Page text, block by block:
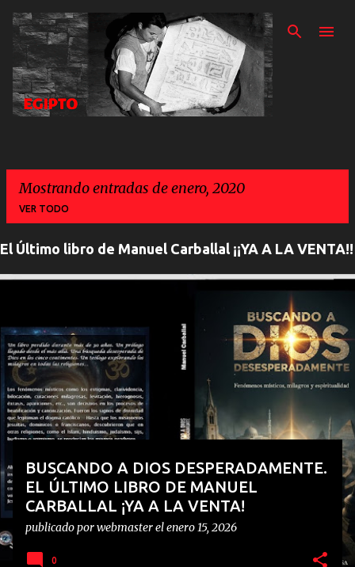
Ir al contenido
Mostrando entradas de enero, 2020
VER TODO
n
r
a
a
s
El Último libro de Manuel Carballal ¡¡YA A LA VENTA!!
BUSCANDO A DIOS DESPERADAMENTE.
EL ÚLTIMO LIBRO DE MANUEL
CARBALLAL ¡YA A LA VENTA!
publicado porwebmasterelenero 15, 2026
0